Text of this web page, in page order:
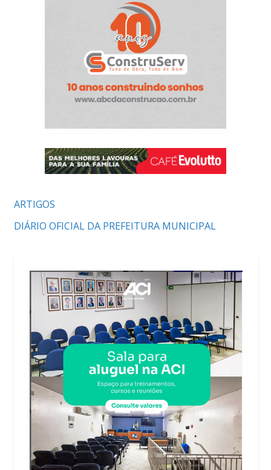
ARTIGOS
DIÁRIO OFICIAL DA PREFEITURA MUNICIPAL